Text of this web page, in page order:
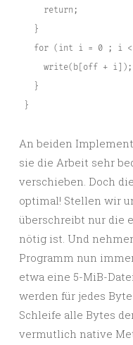
return;
}
for (int i = 0 ; i <
write(b[off + i]);
}
}
An beiden
sie die Arbeit sehr
verschieben. Doch
optimal! Stellen wir
überschreibt nur die
nötig ist. Und
Programm nun
etwa eine 5-MiB-
werden für jedes
Schleife alle Bytes
vermutlich native